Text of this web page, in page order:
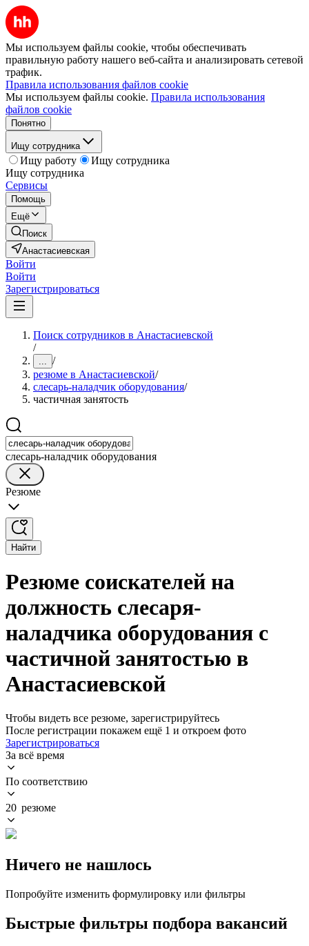
Мы используем файлы cookie, чтобы обеспечивать
правильную работу нашего веб-сайта и анализировать сетевой
трафик.
Правила использования файлов cookie
Мы используем файлы cookie. Правила использования
файлов cookie
Понятно
Ищу сотрудника
Ищу работу
Ищу сотрудника
Ищу сотрудника
Сервисы
Помощь
Ещё
Поиск
Анастасиевская
Войти
Войти
Зарегистрироваться
Поиск сотрудников в Анастасиевской
/
... /
резюме в Анастасиевской/
слесарь-наладчик оборудования/
частичная занятость
слесарь-наладчик оборудования
Резюме
Найти
Резюме соискателей на
должность слесаря-
наладчика оборудования с
частичной занятостью в
Анастасиевской
Чтобы видеть все резюме, зарегистрируйтесь
После регистрации покажем ещё 1 и откроем фото
Зарегистрироваться
За всё время
По соответствию
20 резюме
Ничего не нашлось
Попробуйте изменить формулировку или фильтры
Быстрые фильтры подбора вакансий